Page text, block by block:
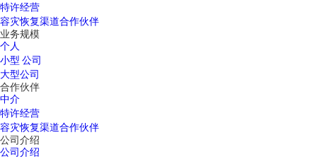
特许经营
容灾恢复渠道合作伙伴
业务规模
个人
小型 公司
大型公司
合作伙伴
中介
特许经营
容灾恢复渠道合作伙伴
公司介绍
公司介绍